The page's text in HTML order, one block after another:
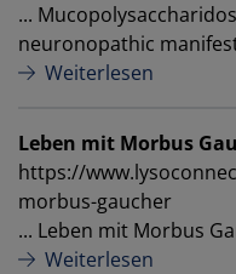
...
neuronopathic
Weiterlesen
Leben mit Morbus
https://
morbus-gaucher
... Leben mit Morbus
Weiterlesen